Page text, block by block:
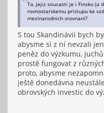
Ta, jejiz soucasti je i Finsko (a
rovnostarskemu pristupu ke
mezinarodnich srovnani?
S tou Skandinávií bych
abysme si z ní nevzali
peněz do výzkumu,
prostě fungovat z
proto, abysme
ještě donedávna
obrovských investic do